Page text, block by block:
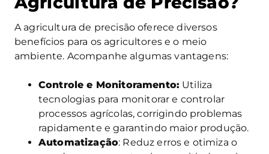
A agricultura de precisão oferece diversos
benefícios para os agricultores e o meio
ambiente. Acompanhe algumas vantagens:
Controle e Monitoramento: Utiliza
tecnologias para monitorar e controlar
processos agrícolas, corrigindo problemas
rapidamente e garantindo maior produção.
Automatização: Reduz erros e otimiza o